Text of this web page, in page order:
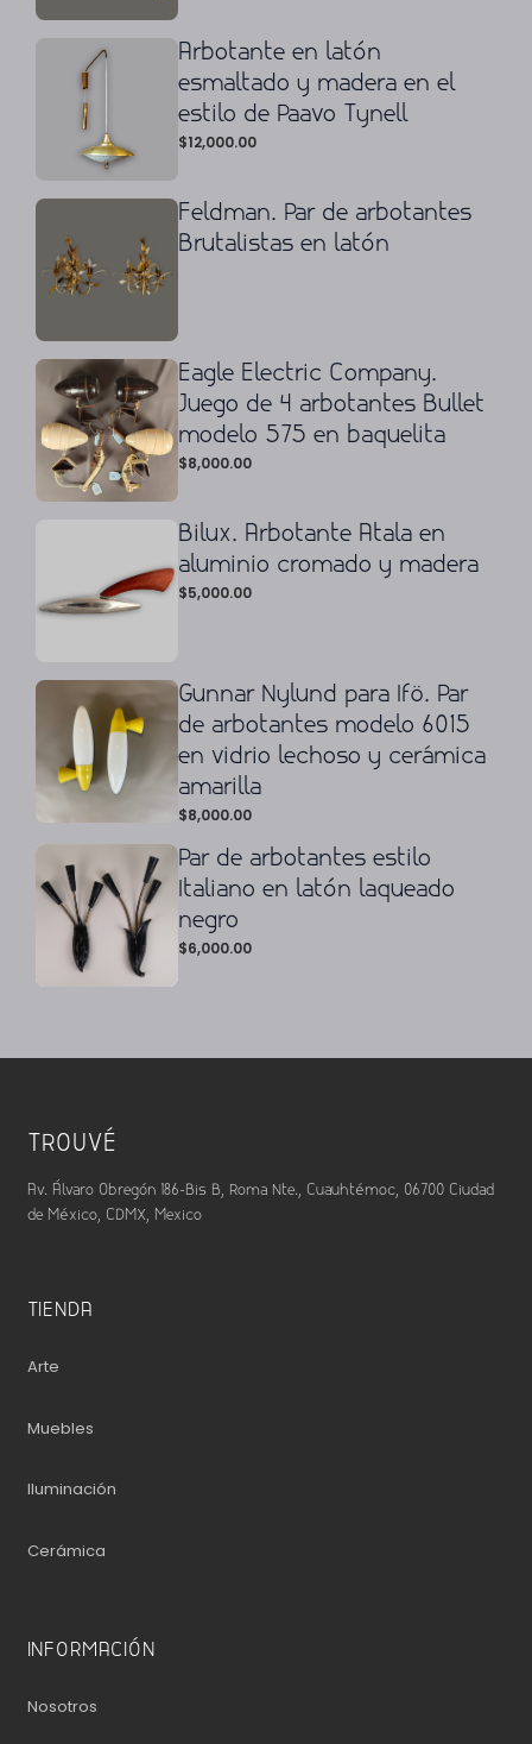
Arbotante en latón
esmaltado y madera en el
estilo de Paavo Tynell
$12,000.00
Feldman. Par de arbotantes
Brutalistas en latón
Eagle Electric Company.
Juego de 4 arbotantes Bullet
modelo 575 en baquelita
$8,000.00
Bilux. Arbotante Atala en
aluminio cromado y madera
$5,000.00
Gunnar Nylund para Ifö. Par
de arbotantes modelo 6015
en vidrio lechoso y cerámica
amarilla
$8,000.00
Par de arbotantes estilo
Italiano en latón laqueado
negro
$6,000.00
TROUVÉ
Av. Álvaro Obregón 186-Bis B, Roma Nte., Cuauhtémoc, 06700 Ciudad
de México, CDMX, Mexico
TIENDA
Arte
Muebles
Iluminación
Cerámica
INFORMACIÓN
Nosotros